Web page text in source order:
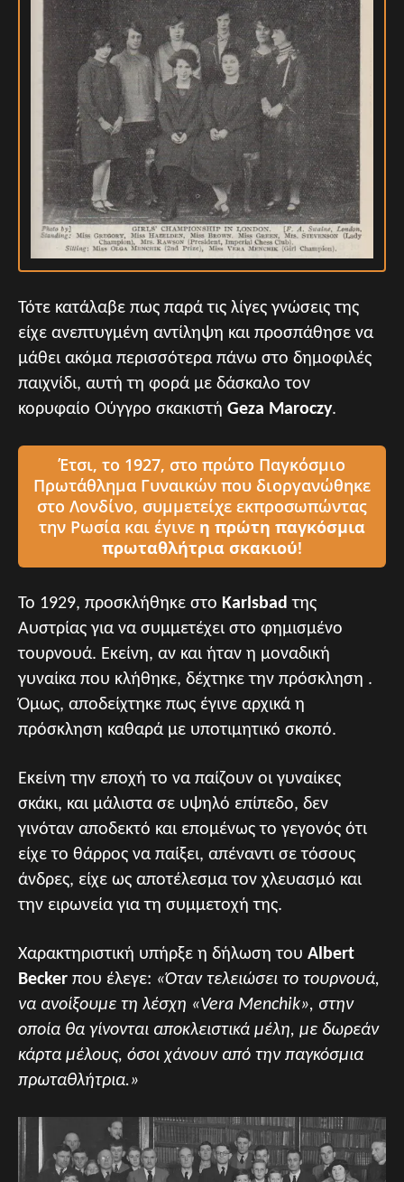
Τότε κατάλαβε πως παρά τις λίγες γνώσεις της
είχε ανεπτυγμένη αντίληψη και προσπάθησε να
μάθει ακόμα περισσότερα πάνω στο δημοφιλές
παιχνίδι, αυτή τη φορά με δάσκαλο τον
κορυφαίο Ούγγρο σκακιστή Geza Maroczy.
Έτσι, το 1927, στο πρώτο Παγκόσμιο
Πρωτάθλημα Γυναικών που διοργανώθηκε
στο Λονδίνο, συμμετείχε εκπροσωπώντας
την Ρωσία και έγινε η πρώτη παγκόσμια
πρωταθλήτρια σκακιού!
Το 1929, προσκλήθηκε στο Κarlsbad της
Αυστρίας για να συμμετέχει στο φημισμένο
τουρνουά. Εκείνη, αν και ήταν η μοναδική
γυναίκα που κλήθηκε, δέχτηκε την πρόσκληση .
Όμως, αποδείχτηκε πως έγινε αρχικά η
πρόσκληση καθαρά με υποτιμητικό σκοπό.
Εκείνη την εποχή το να παίζουν οι γυναίκες
σκάκι, και μάλιστα σε υψηλό επίπεδο, δεν
γινόταν αποδεκτό και επομένως το γεγονός ότι
είχε το θάρρος να παίξει, απέναντι σε τόσους
άνδρες, είχε ως αποτέλεσμα τον χλευασμό και
την ειρωνεία για τη συμμετοχή της.
Χαρακτηριστική υπήρξε η δήλωση του Albert
Becker που έλεγε: «Όταν τελειώσει το τουρνουά,
να ανοίξουμε τη λέσχη «Vera Menchik», στην
οποία θα γίνονται αποκλειστικά μέλη, με δωρεάν
κάρτα μέλους, όσοι χάνουν από την παγκόσμια
πρωταθλήτρια.»